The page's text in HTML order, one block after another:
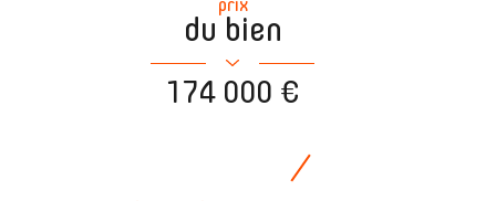
prix
du bien
174 000 €